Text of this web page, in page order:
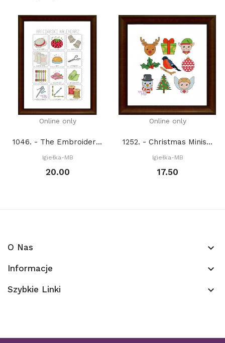
Online only
1046. - The Embroidery calendar (PDF)
Igiełka-MB
20.00
Online only
1252. - Christmas Minis (PDF)
Igiełka-MB
17.50
O Nas keyboard_arrow_down
Informacje keyboard_arrow_down
Szybkie Linki keyboard_arrow_down